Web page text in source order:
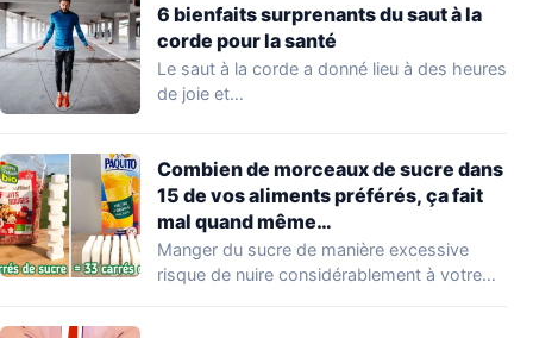
6 bienfaits surprenants du saut à la
corde pour la santé
Le saut à la corde a donné lieu à des heures
de joie et…
Combien de morceaux de sucre dans
15 de vos aliments préférés, ça fait
mal quand même…
Manger du sucre de manière excessive
risque de nuire considérablement à votre